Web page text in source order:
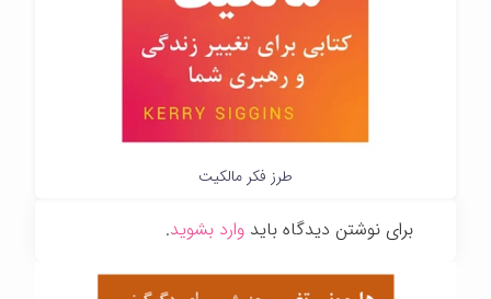
طرز فکر مالکیت
برای نوشتن دیدگاه باید وارد بشوید.